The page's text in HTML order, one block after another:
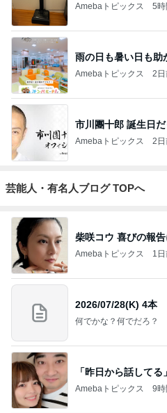
Amebaトピックス 5
雨の日も暑い日も助
Amebaトピックス 2日
市川團十郎 誕生日
Amebaトピックス 2日
芸能人・有名人ブログ TOPへ
柴咲コウ 喜びの報
Amebaトピックス 1
2026/07/28(K) 4本
何でかな？何でだろ？
「昨日から話して
Amebaトピックス 9